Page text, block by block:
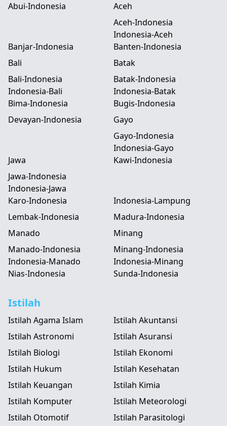
Abui-Indonesia
Aceh
Aceh-Indonesia
Indonesia-Aceh
Banjar-Indonesia
Banten-Indonesia
Bali
Bali-Indonesia
Indonesia-Bali
Batak
Batak-Indonesia
Indonesia-Batak
Bima-Indonesia
Bugis-Indonesia
Devayan-Indonesia
Gayo
Gayo-Indonesia
Indonesia-Gayo
Jawa
Jawa-Indonesia
Indonesia-Jawa
Kawi-Indonesia
Karo-Indonesia
Indonesia-Lampung
Lembak-Indonesia
Madura-Indonesia
Manado
Manado-Indonesia
Indonesia-Manado
Minang
Minang-Indonesia
Indonesia-Minang
Nias-Indonesia
Sunda-Indonesia
Istilah
Istilah Agama Islam
Istilah Akuntansi
Istilah Astronomi
Istilah Asuransi
Istilah Biologi
Istilah Ekonomi
Istilah Hukum
Istilah Kesehatan
Istilah Keuangan
Istilah Kimia
Istilah Komputer
Istilah Meteorologi
Istilah Otomotif
Istilah Parasitologi